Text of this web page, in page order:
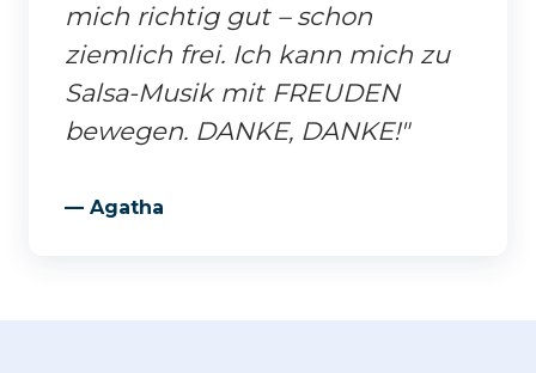
mich richtig gut – schon
ziemlich frei. Ich kann mich zu
Salsa-Musik mit FREUDEN
bewegen. DANKE, DANKE!"
— Agatha